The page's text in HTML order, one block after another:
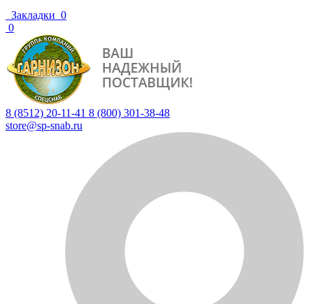
Закладки 0
0
8 (8512) 20-11-41 8 (800) 301-38-48
store@sp-snab.ru